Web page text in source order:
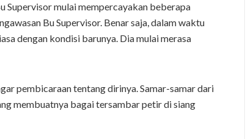
Supervisor mulai mempercayakan beberapa
Bu Supervisor. Benar saja, dalam waktu
dengan kondisi barunya. Dia mulai merasa
pembicaraan tentang dirinya. Samar-samar dari
membuatnya bagai tersambar petir di siang